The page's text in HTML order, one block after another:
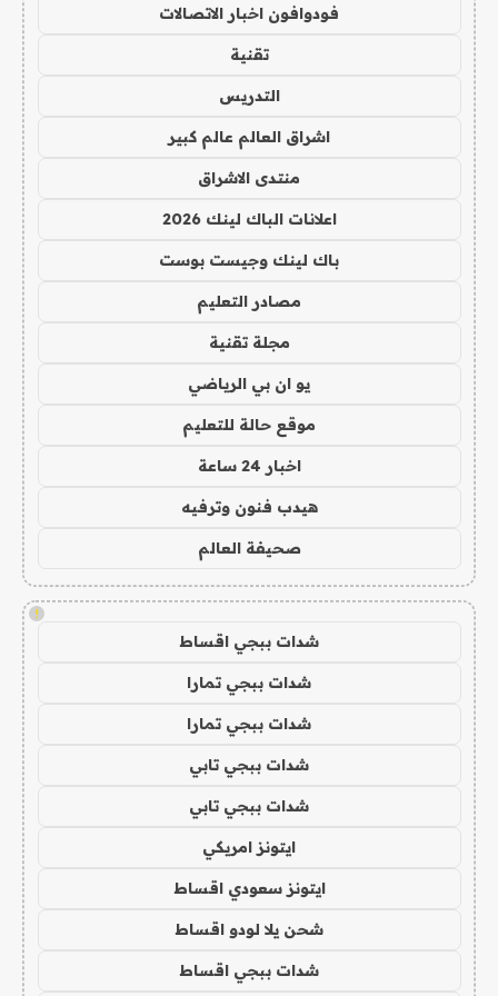
فودوافون اخبار الاتصالات
تقنية
التدريس
اشراق العالم عالم كبير
منتدى الاشراق
اعلانات الباك لينك 2026
باك لينك وجيست بوست
مصادر التعليم
مجلة تقنية
يو ان بي الرياضي
موقع حالة للتعليم
اخبار 24 ساعة
هيدب فنون وترفيه
صحيفة العالم
!
شدات ببجي اقساط
شدات ببجي تمارا
شدات ببجي تمارا
شدات ببجي تابي
شدات ببجي تابي
ايتونز امريكي
ايتونز سعودي اقساط
شحن يلا لودو اقساط
شدات ببجي اقساط